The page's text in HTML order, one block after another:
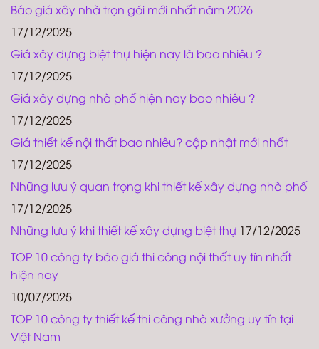
Báo giá xây nhà trọn gói mới nhất năm 2026
17/12/2025
Giá xây dựng biệt thự hiện nay là bao nhiêu ?
17/12/2025
Giá xây dựng nhà phố hiện nay bao nhiêu ?
17/12/2025
Giá thiết kế nội thất bao nhiêu? cập nhật mới nhất
17/12/2025
Những lưu ý quan trọng khi thiết kế xây dựng nhà phố
17/12/2025
Những lưu ý khi thiết kế xây dựng biệt thự 17/12/2025
TOP 10 công ty báo giá thi công nội thất uy tín nhất
hiện nay
10/07/2025
TOP 10 công ty thiết kế thi công nhà xưởng uy tín tại
Việt Nam